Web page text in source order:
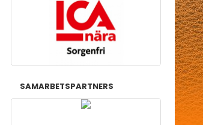
SAMARBETSPARTNERS